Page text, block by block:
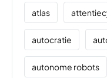
atlas
autocratie
autonome robots